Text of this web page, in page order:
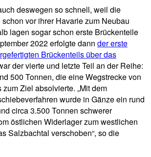
deswegen so schnell, weil die
vor ihrer Havarie zum Neubau
lagen sogar schon erste Brückenteile
2022 erfolgte dann der erste
Brückenteils über das
der vierte und letzte Teil an der Reihe:
500 Tonnen, die eine Wegstrecke von
Ziel absolvierte. „Mit dem
wurde in Gänze ein rund
circa 3.500 Tonnen schwerer
östlichen Widerlager zum westlichen
Salzbachtal verschoben“, so die